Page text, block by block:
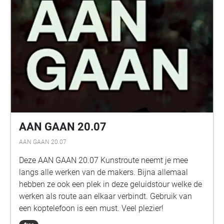
AAN GAAN 20.07
AAN GAAN 20.07
Deze AAN GAAN 20.07 Kunstroute neemt je mee
langs alle werken van de makers. Bijna allemaal
hebben ze ook een plek in deze geluidstour welke de
werken als route aan elkaar verbindt. Gebruik van
een koptelefoon is een must. Veel plezier!